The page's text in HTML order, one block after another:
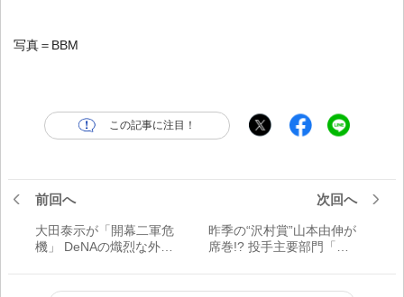
写真＝BBM
この記事に注目！
前回へ
大田泰示が「開幕二軍危
機」 DeNAの熾烈な外野
次回へ
昨季の“沢村賞”山本由伸が
席巻!? 投手主要部門「令
は誰